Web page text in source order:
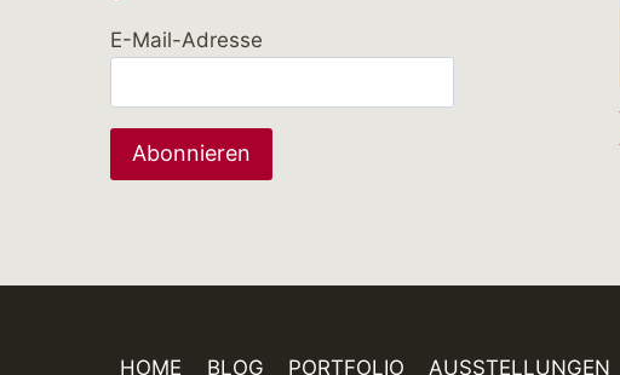
E-Mail-Adresse
HOME BLOG PORTFOLIO AUSSTELLUNGEN